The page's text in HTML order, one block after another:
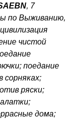
, 7
по Выживанию,
чистой
поедание
сорняках;
ряски;
дома;